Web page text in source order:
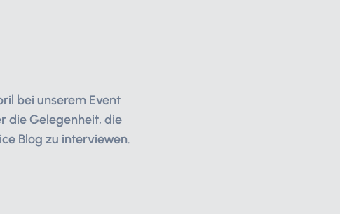
bei unserem Event
die Gelegenheit, die
Blog zu interviewen.